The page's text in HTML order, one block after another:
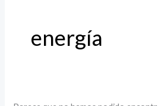
energía